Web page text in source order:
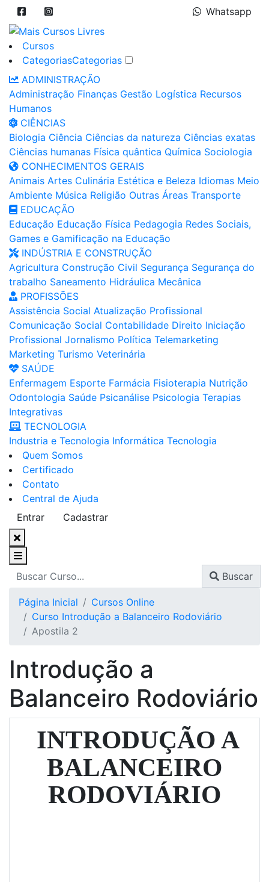
Whatsapp
Cursos
CategoriasCategorias
ADMINISTRAÇÃO
Administração Finanças Gestão Logística Recursos
Humanos
CIÊNCIAS
Biologia Ciência Ciências da natureza Ciências exatas
Ciências humanas Física quântica Química Sociologia
CONHECIMENTOS GERAIS
Animais Artes Culinária Estética e Beleza Idiomas Meio
Ambiente Música Religião Outras Áreas Transporte
EDUCAÇÃO
Educação Educação Física Pedagogia Redes Sociais,
Games e Gamificação na Educação
INDÚSTRIA E CONSTRUÇÃO
Agricultura Construção Civil Segurança Segurança do
trabalho Saneamento Hidráulica Mecânica
PROFISSÕES
Assistência Social Atualização Profissional
Comunicação Social Contabilidade Direito Iniciação
Profissional Jornalismo Política Telemarketing
Marketing Turismo Veterinária
SAÚDE
Enfermagem Esporte Farmácia Fisioterapia Nutrição
Odontologia Saúde Psicanálise Psicologia Terapias
Integrativas
TECNOLOGIA
Industria e Tecnologia Informática Tecnologia
Quem Somos
Certificado
Contato
Central de Ajuda
Entrar
Cadastrar
Buscar
Página Inicial
Cursos Online
Curso Introdução a Balanceiro Rodoviário
Apostila 2
Introdução a
Balanceiro Rodoviário
INTRODUÇÃO A
BALANCEIRO
RODOVIÁRIO